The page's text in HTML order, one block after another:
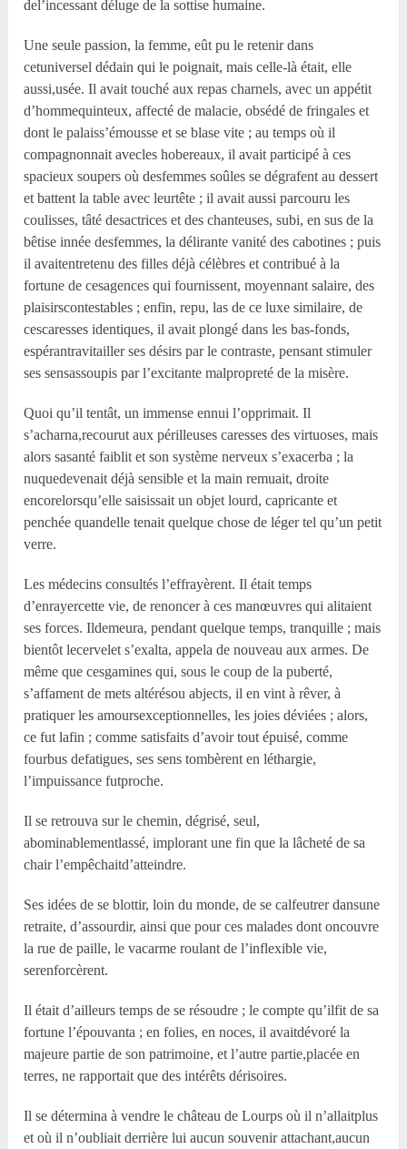
del’incessant déluge de la sottise humaine.
Une seule passion, la femme, eût pu le retenir dans
cetuniversel dédain qui le poignait, mais celle-là était, elle
aussi,usée. Il avait touché aux repas charnels, avec un appétit
d’hommequinteux, affecté de malacie, obsédé de fringales et
dont le palaiss’émousse et se blase vite ; au temps où il
compagnonnait avecles hobereaux, il avait participé à ces
spacieux soupers où desfemmes soûles se dégrafent au dessert
et battent la table avec leurtête ; il avait aussi parcouru les
coulisses, tâté desactrices et des chanteuses, subi, en sus de la
bêtise innée desfemmes, la délirante vanité des cabotines ; puis
il avaitentretenu des filles déjà célèbres et contribué à la
fortune de cesagences qui fournissent, moyennant salaire, des
plaisirscontestables ; enfin, repu, las de ce luxe similaire, de
cescaresses identiques, il avait plongé dans les bas-fonds,
espérantravitailler ses désirs par le contraste, pensant stimuler
ses sensassoupis par l’excitante malpropreté de la misère.
Quoi qu’il tentât, un immense ennui l’opprimait. Il
s’acharna,recourut aux périlleuses caresses des virtuoses, mais
alors sasanté faiblit et son système nerveux s’exacerba ; la
nuquedevenait déjà sensible et la main remuait, droite
encorelorsqu’elle saisissait un objet lourd, capricante et
penchée quandelle tenait quelque chose de léger tel qu’un petit
verre.
Les médecins consultés l’effrayèrent. Il était temps
d’enrayercette vie, de renoncer à ces manœuvres qui alitaient
ses forces. Ildemeura, pendant quelque temps, tranquille ; mais
bientôt lecervelet s’exalta, appela de nouveau aux armes. De
même que cesgamines qui, sous le coup de la puberté,
s’affament de mets altérésou abjects, il en vint à rêver, à
pratiquer les amoursexceptionnelles, les joies déviées ; alors,
ce fut lafin ; comme satisfaits d’avoir tout épuisé, comme
fourbus defatigues, ses sens tombèrent en léthargie,
l’impuissance futproche.
Il se retrouva sur le chemin, dégrisé, seul,
abominablementlassé, implorant une fin que la lâcheté de sa
chair l’empêchaitd’atteindre.
Ses idées de se blottir, loin du monde, de se calfeutrer dansune
retraite, d’assourdir, ainsi que pour ces malades dont oncouvre
la rue de paille, le vacarme roulant de l’inflexible vie,
serenforcèrent.
Il était d’ailleurs temps de se résoudre ; le compte qu’ilfit de sa
fortune l’épouvanta ; en folies, en noces, il avaitdévoré la
majeure partie de son patrimoine, et l’autre partie,placée en
terres, ne rapportait que des intérêts dérisoires.
Il se détermina à vendre le château de Lourps où il n’allaitplus
et où il n’oubliait derrière lui aucun souvenir attachant,aucun